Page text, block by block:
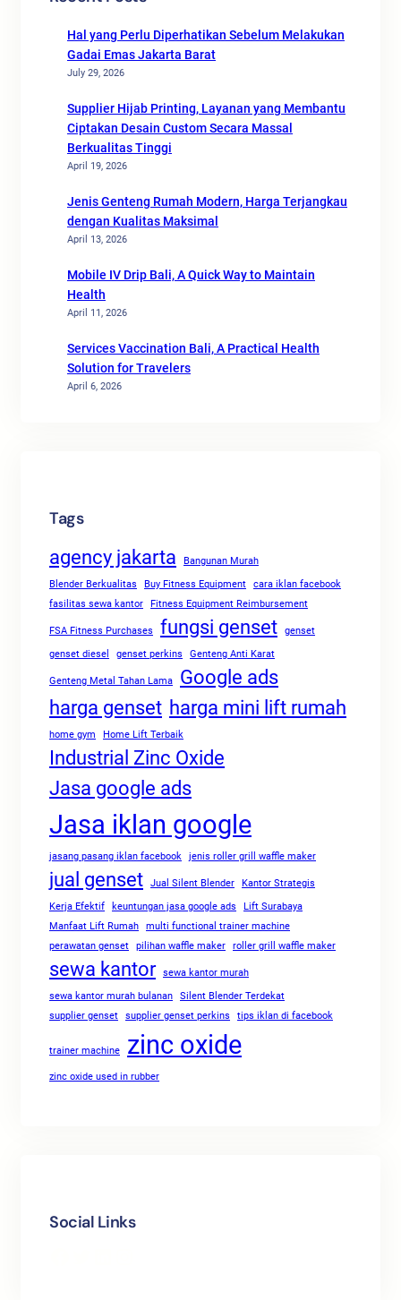
Hal yang Perlu Diperhatikan Sebelum Melakukan
Gadai Emas Jakarta Barat
July 29, 2026
Supplier Hijab Printing, Layanan yang Membantu
Ciptakan Desain Custom Secara Massal
Berkualitas Tinggi
April 19, 2026
Jenis Genteng Rumah Modern, Harga Terjangkau
dengan Kualitas Maksimal
April 13, 2026
Mobile IV Drip Bali, A Quick Way to Maintain
Health
April 11, 2026
Services Vaccination Bali, A Practical Health
Solution for Travelers
April 6, 2026
Tags
agency jakarta
Bangunan Murah
Blender Berkualitas
Buy Fitness Equipment
cara iklan facebook
fasilitas sewa kantor
Fitness Equipment Reimbursement
FSA Fitness Purchases fungsi genset
genset
genset diesel
genset perkins Genteng Anti Karat
Genteng Metal Tahan Lama
Google ads
harga genset harga mini lift rumah
home gym Home Lift Terbaik
Industrial Zinc Oxide
Jasa google ads
Jasa iklan google
jasang pasang iklan facebook jenis roller grill waffle maker
jual genset Jual Silent Blender
Kantor Strategis
Kerja Efektif
keuntungan jasa google ads
Lift Surabaya
Manfaat Lift Rumah
multi functional trainer machine
perawatan genset
pilihan waffle maker roller grill waffle maker
sewa kantor
sewa kantor murah
sewa kantor murah bulanan
Silent Blender Terdekat
supplier genset
supplier genset perkins tips iklan di facebook
trainer machine zinc oxide
zinc oxide used in rubber
Social Links